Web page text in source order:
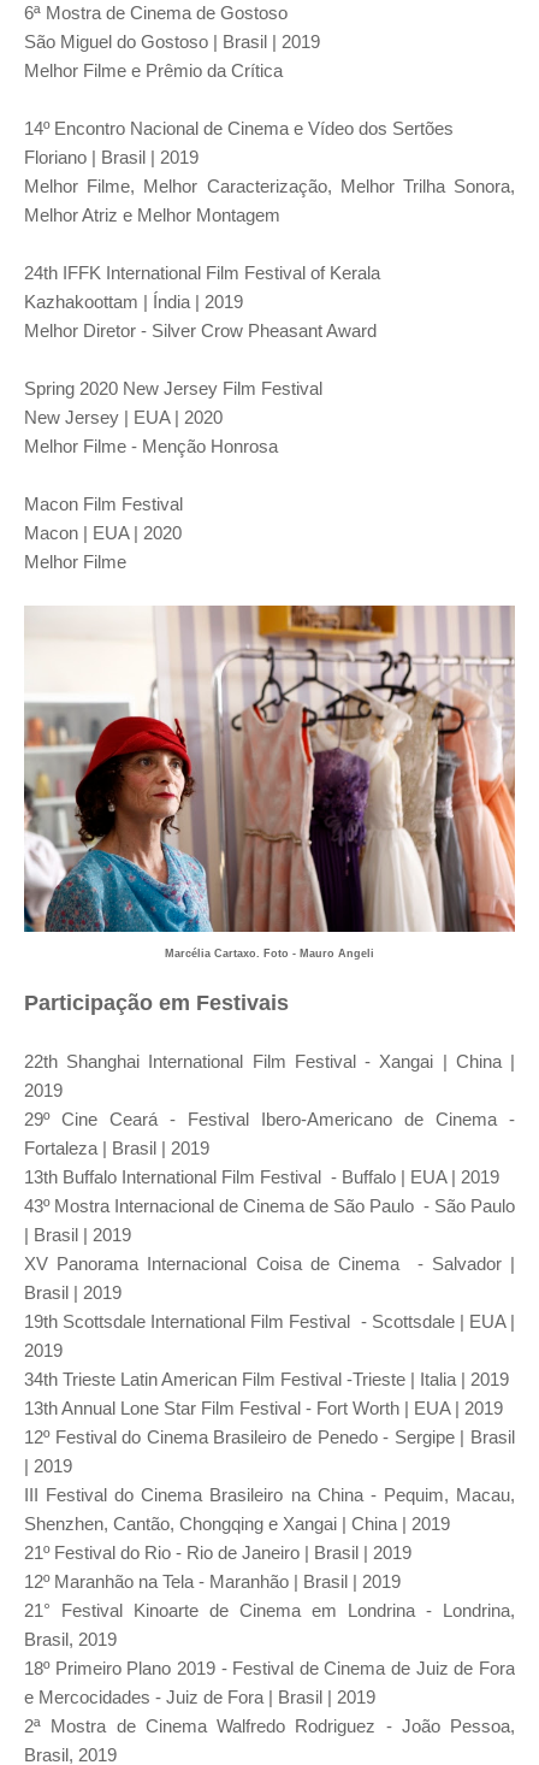
6ª Mostra de Cinema de Gostoso
São Miguel do Gostoso | Brasil | 2019
Melhor Filme e Prêmio da Crítica
14º Encontro Nacional de Cinema e Vídeo dos Sertões
Floriano | Brasil | 2019
Melhor Filme, Melhor Caracterização, Melhor Trilha Sonora,
Melhor Atriz e Melhor Montagem
24th IFFK International Film Festival of Kerala
Kazhakoottam | Índia | 2019
Melhor Diretor - Silver Crow Pheasant Award
Spring 2020 New Jersey Film Festival
New Jersey | EUA | 2020
Melhor Filme - Menção Honrosa
Macon Film Festival
Macon | EUA | 2020
Melhor Filme
Marcélia Cartaxo. Foto - Mauro Angeli
Participação em Festivais
22th Shanghai International Film Festival - Xangai | China |
2019
29º Cine Ceará - Festival Ibero-Americano de Cinema -
Fortaleza | Brasil | 2019
13th Buffalo International Film Festival - Buffalo | EUA | 2019
43º Mostra Internacional de Cinema de São Paulo - São Paulo
| Brasil | 2019
XV Panorama Internacional Coisa de Cinema - Salvador |
Brasil | 2019
19th Scottsdale International Film Festival - Scottsdale | EUA |
2019
34th Trieste Latin American Film Festival -Trieste | Italia | 2019
13th Annual Lone Star Film Festival - Fort Worth | EUA | 2019
12º Festival do Cinema Brasileiro de Penedo - Sergipe | Brasil
| 2019
III Festival do Cinema Brasileiro na China - Pequim, Macau,
Shenzhen, Cantão, Chongqing e Xangai | China | 2019
21º Festival do Rio - Rio de Janeiro | Brasil | 2019
12º Maranhão na Tela - Maranhão | Brasil | 2019
21° Festival Kinoarte de Cinema em Londrina - Londrina,
Brasil, 2019
18º Primeiro Plano 2019 - Festival de Cinema de Juiz de Fora
e Mercocidades - Juiz de Fora | Brasil | 2019
2ª Mostra de Cinema Walfredo Rodriguez - João Pessoa,
Brasil, 2019